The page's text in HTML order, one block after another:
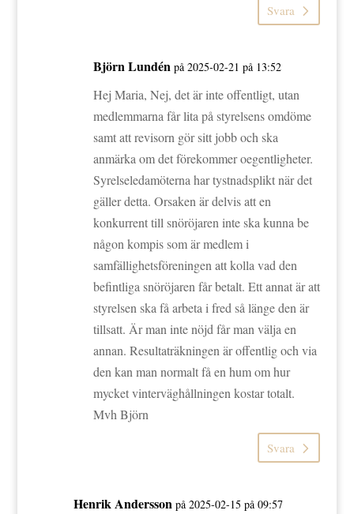
Svara
Björn Lundén på 2025-02-21 på 13:52
Hej Maria, Nej, det är inte offentligt, utan
medlemmarna får lita på styrelsens omdöme
samt att revisorn gör sitt jobb och ska
anmärka om det förekommer oegentligheter.
Syrelseledamöterna har tystnadsplikt när det
gäller detta. Orsaken är delvis att en
konkurrent till snöröjaren inte ska kunna be
någon kompis som är medlem i
samfällighetsföreningen att kolla vad den
befintliga snöröjaren får betalt. Ett annat är att
styrelsen ska få arbeta i fred så länge den är
tillsatt. Är man inte nöjd får man välja en
annan. Resultaträkningen är offentlig och via
den kan man normalt få en hum om hur
mycket vinterväghållningen kostar totalt.
Mvh Björn
Svara
Henrik Andersson på 2025-02-15 på 09:57